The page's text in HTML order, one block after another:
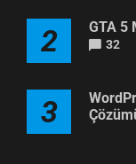
2 GTA 5
32
3